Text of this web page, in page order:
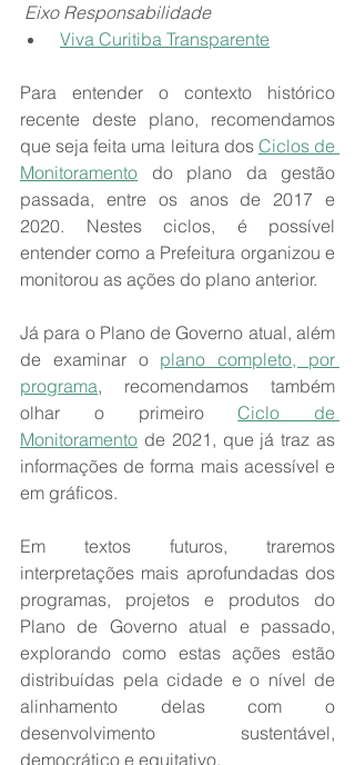
Eixo Responsabilidade
Viva Curitiba Transparente
Para entender o contexto histórico
recente deste plano, recomendamos
que seja feita uma leitura dos Ciclos de
Monitoramento do plano da gestão
passada, entre os anos de 2017 e
2020. Nestes ciclos, é possível
entender como a Prefeitura organizou e
monitorou as ações do plano anterior.
Já para o Plano de Governo atual, além
de examinar o plano completo, por
programa, recomendamos também
olhar o primeiro Ciclo de
Monitoramento de 2021, que já traz as
informações de forma mais acessível e
em gráficos.
Em textos futuros, traremos
interpretações mais aprofundadas dos
programas, projetos e produtos do
Plano de Governo atual e passado,
explorando como estas ações estão
distribuídas pela cidade e o nível de
alinhamento delas com o
desenvolvimento sustentável,
democrático e equitativo.